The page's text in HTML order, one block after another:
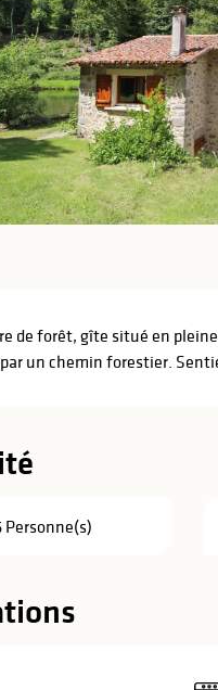
de forêt, gîte situé en
un chemin forestier.
Personne(s)